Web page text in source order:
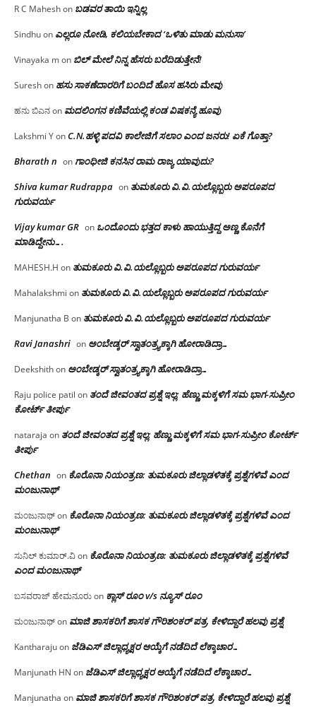
R C Maheshon ಬಡವರ ತಾಯಿ ಇನ್ನಿಲ್ಲ
Sindhuon ಎಲ್ಲರೂ ನೋಡಿ, ಕಲಿಯಬೇಕಾದ ‘ಒಳಿತು ಮಾಡು ಮನುಸಾ’
Vinayaka mon ಬಿಲ್ ಮೇಲೆ ನಿನ್ನ ಹೆಸರು ಬರೆದಿಡುತ್ತೇನೆ!
Sureshon ಹಸು ಸಾಕಣೆದಾರರಿಗೆ ಬಂದಿದೆ ಹೊಸ ಹಸಿರು ಮೇವು
ಹನು ಬಿಎನon ಮದಲಿಂಗನ ಕಣಿವೆಯಲ್ಲಿ ಕಂಡ ವಿಷಕನ್ಯೆ ಹೂವು
Lakshmi YonC.N.ಹಳ್ಳಿ ಪದವಿ ಕಾಲೇಜಿಗೆ ಸಲಾಂ‌ ಎಂದ ಜನರು! ಏಕೆ ಗೊತ್ತಾ?
Bharath n onಗಾಂಧೀಜಿ ಕನಸಿನ ರಾಮ ರಾಜ್ಯ ಯಾವುದು?
Shiva kumar Rudrappa on ತುಮಕೂರು‌ ವಿ.ವಿ.ಯಲ್ಲೊಬ್ಬರು ಅಪರೂಪದ
ಗುರುವರ್ಯ
Vijay kumar GR on ಒಂದೊಂದು ಭತ್ತದ ಕಾಳು ಹಾಯುತ್ತಿದ್ದ ಅಣ್ಣ ಕೊನೆಗೆ
ಮಾಡಿದ್ದೇನು….
MAHESH.H on ತುಮಕೂರು‌ ವಿ.ವಿ.ಯಲ್ಲೊಬ್ಬರು ಅಪರೂಪದ ಗುರುವರ್ಯ
Mahalakshmi on ತುಮಕೂರು‌ ವಿ.ವಿ.ಯಲ್ಲೊಬ್ಬರು ಅಪರೂಪದ ಗುರುವರ್ಯ
Manjunatha B on ತುಮಕೂರು‌ ವಿ.ವಿ.ಯಲ್ಲೊಬ್ಬರು ಅಪರೂಪದ ಗುರುವರ್ಯ
Ravi Janashri on ಅಂಬೇಡ್ಕರ್ ಸ್ವಾತಂತ್ರ್ಯಕ್ಕಾಗಿ ಹೋರಾಡಿದ್ರಾ…
Deekshithon ಅಂಬೇಡ್ಕರ್ ಸ್ವಾತಂತ್ರ್ಯಕ್ಕಾಗಿ ಹೋರಾಡಿದ್ರಾ…
Raju police patil on ತಂದೆ ಜೀವಂತದ ಪ್ರಶ್ನೆ ಇಲ್ಲ: ಹೆಣ್ಣು ಮಕ್ಕಳಿಗೆ ಸಮ ಭಾಗ-ಸುಪ್ರೀಂ
ಕೋರ್ಟ್ ತೀರ್ಪು
nataraja on ತಂದೆ ಜೀವಂತದ ಪ್ರಶ್ನೆ ಇಲ್ಲ: ಹೆಣ್ಣು ಮಕ್ಕಳಿಗೆ ಸಮ ಭಾಗ-ಸುಪ್ರೀಂ ಕೋರ್ಟ್
ತೀರ್ಪು
Chethan on ಕೊರೊನಾ ನಿಯಂತ್ರಣ: ತುಮಕೂರು ಜಿಲ್ಲಾಡಳಿತಕ್ಕೆ ಪ್ರಶ್ನೆಗಳಿವೆ ಎಂದ
ಮಂಜು‌ನಾಥ್
ಮಂಜುನಾಥ್on ಕೊರೊನಾ ನಿಯಂತ್ರಣ: ತುಮಕೂರು ಜಿಲ್ಲಾಡಳಿತಕ್ಕೆ ಪ್ರಶ್ನೆಗಳಿವೆ ಎಂದ
ಮಂಜು‌ನಾಥ್
ಸುನಿಲ್ ಕುಮಾರ್.ವಿon ಕೊರೊನಾ ನಿಯಂತ್ರಣ: ತುಮಕೂರು ಜಿಲ್ಲಾಡಳಿತಕ್ಕೆ ಪ್ರಶ್ನೆಗಳಿವೆ
ಎಂದ ಮಂಜು‌ನಾಥ್
ಬಸವರಾಜ್ ಹೇಮನೂರುon ಕ್ಲಾಸ್ ರೂಂ v/s ನ್ಯೂಸ್ ರೂಂ
ಮಂಜುನಾಥ್on ಮಾಜಿ ಶಾಸಕರಿಗೆ ಶಾಸಕ ಗೌರಿಶಂಕರ್ ಪತ್ರ, ಕೇಳಿದ್ದಾರೆ ಹಲವು ಪ್ರಶ್ನೆ
Kantharajuon ಜೆಡಿಎಸ್ ಜಿಲ್ಲಾಧ್ಯಕ್ಷರ ಆಯ್ಕೆಗೆ ನಡೆದಿದೆ ಲೆಕ್ಕಾಚಾರ…
Manjunath HN on ಜೆಡಿಎಸ್ ಜಿಲ್ಲಾಧ್ಯಕ್ಷರ ಆಯ್ಕೆಗೆ ನಡೆದಿದೆ ಲೆಕ್ಕಾಚಾರ…
Manjunatha on ಮಾಜಿ ಶಾಸಕರಿಗೆ ಶಾಸಕ ಗೌರಿಶಂಕರ್ ಪತ್ರ, ಕೇಳಿದ್ದಾರೆ ಹಲವು ಪ್ರಶ್ನೆ